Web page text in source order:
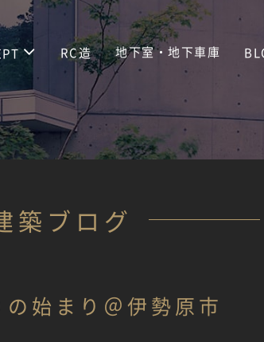
RC造 地下室・地下車庫
築ブログ
始まり＠伊勢原市